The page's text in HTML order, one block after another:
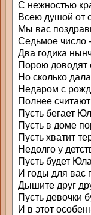
С нежностью
Всею душой от
Мы вас
Седьмое число
Два годика
Порою доводят
Но сколько
Недаром с
Полнее
Пусть бегает
Пусть в доме
Пусть хватит
Недолго у
Пусть будет
И годы для вас
Дышите друг
Пусть девочки
И в этот